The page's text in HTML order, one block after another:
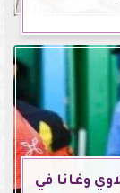
وغانا في